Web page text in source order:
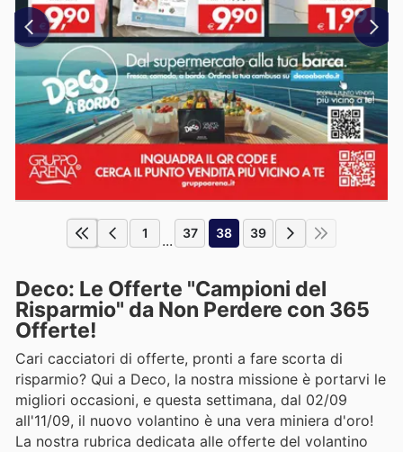
1 ... 37 38 39
Deco: Le Offerte "Campioni del
Risparmio" da Non Perdere con 365
Offerte!
Cari cacciatori di offerte, pronti a fare scorta di
risparmio? Qui a Deco, la nostra missione è portarvi le
migliori occasioni, e questa settimana, dal 02/09
all'11/09, il nuovo volantino è una vera miniera d'oro!
La nostra rubrica dedicata alle offerte del volantino